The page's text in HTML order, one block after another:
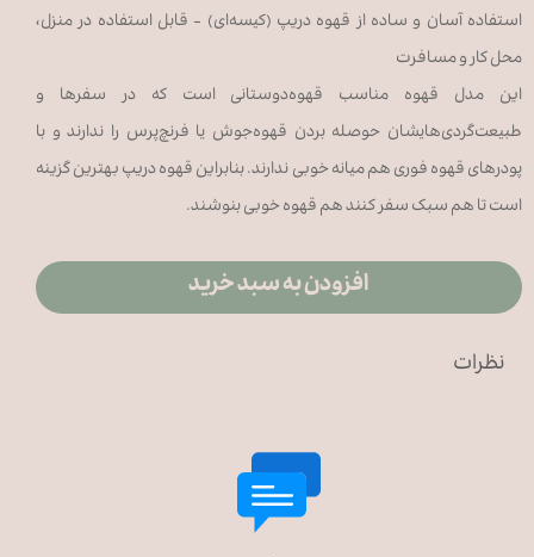
استفاده آسان و ساده از قهوه دریپ (کیسه‌ای) - قابل استفاده در منزل،
محل کار و مسافرت
این مدل قهوه مناسب قهوه‌دوستانی است که در سفرها و
طبیعت‌گردی‌هایشان حوصله‌ بردن قهوه‌جوش یا فرنچ‌پرس را ندارند و با
پودرهای قهوه فوری هم میانه خوبی ندارند. بنابراین قهوه دریپ بهترین گزینه
است تا هم سبک سفر کنند هم قهوه خوبی بنوشند.
افزودن به سبد خرید
نظرات